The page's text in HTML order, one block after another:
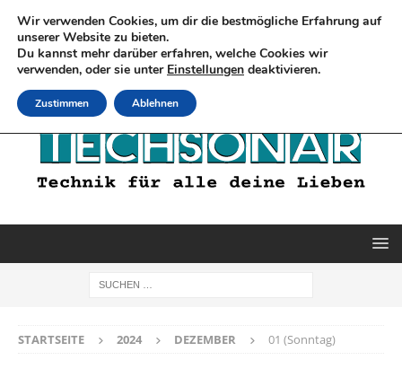
STARTSEITE 2024 DEZEMBER 01 (Sonntag)
Wir verwenden Cookies, um dir die bestmögliche Erfahrung auf
unserer Website zu bieten.
Du kannst mehr darüber erfahren, welche Cookies wir
verwenden, oder sie unter Einstellungen deaktivieren.
Zustimmen Ablehnen